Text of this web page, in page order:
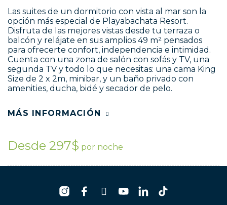
Las suites de un dormitorio con vista al mar son la
opción más especial de Playabachata Resort.
Disfruta de las mejores vistas desde tu terraza o
balcón y relájate en sus amplios 49 m² pensados
para ofrecerte confort, independencia e intimidad.
Cuenta con una zona de salón con sofás y TV, una
segunda TV y todo lo que necesitas: una cama King
Size de 2 x 2m, minibar, y un baño privado con
amenities, ducha, bidé y secador de pelo.
MÁS INFORMACIÓN
Desde 297$ por noche